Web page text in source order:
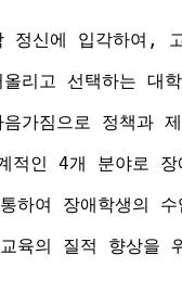
정신에 입각하여,
리고 선택하는 대
가짐으로 정책과
계적인 4개 분야
하여 장애학생의
육의 질적 향상